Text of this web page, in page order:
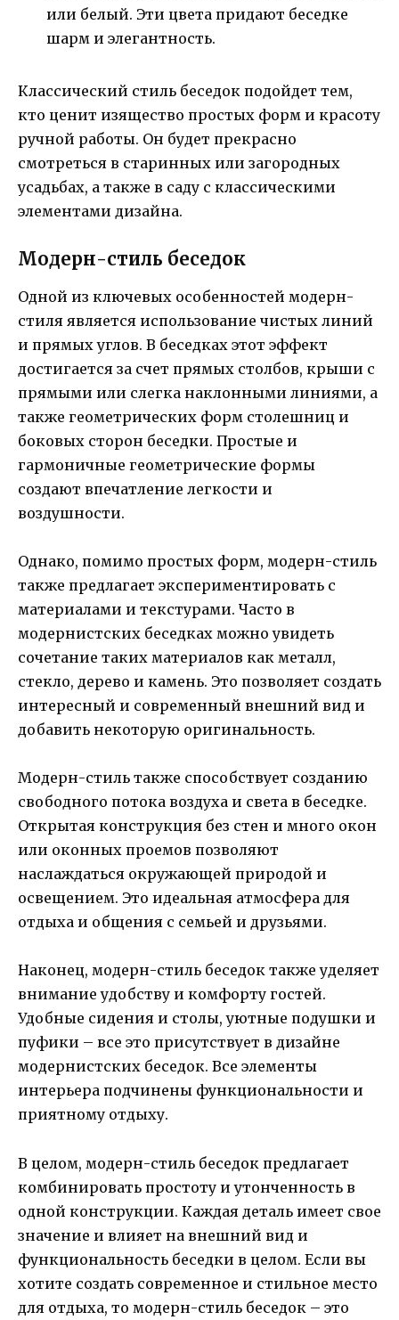
или белый. Эти цвета придают беседке
шарм и элегантность.
Классический стиль беседок подойдет тем,
кто ценит изящество простых форм и красоту
ручной работы. Он будет прекрасно
смотреться в старинных или загородных
усадьбах, а также в саду с классическими
элементами дизайна.
Модерн-стиль беседок
Одной из ключевых особенностей модерн-
стиля является использование чистых линий
и прямых углов. В беседках этот эффект
достигается за счет прямых столбов, крыши с
прямыми или слегка наклонными линиями, а
также геометрических форм столешниц и
боковых сторон беседки. Простые и
гармоничные геометрические формы
создают впечатление легкости и
воздушности.
Однако, помимо простых форм, модерн-стиль
также предлагает экспериментировать с
материалами и текстурами. Часто в
модернистских беседках можно увидеть
сочетание таких материалов как металл,
стекло, дерево и камень. Это позволяет создать
интересный и современный внешний вид и
добавить некоторую оригинальность.
Модерн-стиль также способствует созданию
свободного потока воздуха и света в беседке.
Открытая конструкция без стен и много окон
или оконных проемов позволяют
наслаждаться окружающей природой и
освещением. Это идеальная атмосфера для
отдыха и общения с семьей и друзьями.
Наконец, модерн-стиль беседок также уделяет
внимание удобству и комфорту гостей.
Удобные сидения и столы, уютные подушки и
пуфики – все это присутствует в дизайне
модернистских беседок. Все элементы
интерьера подчинены функциональности и
приятному отдыху.
В целом, модерн-стиль беседок предлагает
комбинировать простоту и утонченность в
одной конструкции. Каждая деталь имеет свое
значение и влияет на внешний вид и
функциональность беседки в целом. Если вы
хотите создать современное и стильное место
для отдыха, то модерн-стиль беседок – это